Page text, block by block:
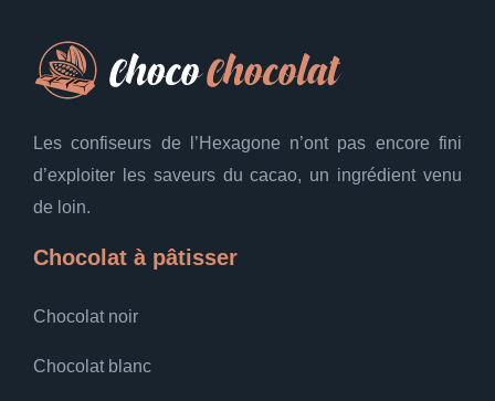
Les confiseurs de l’Hexagone n’ont pas encore fini
d’exploiter les saveurs du cacao, un ingrédient venu
de loin.
Chocolat à pâtisser
Chocolat noir
Chocolat blanc